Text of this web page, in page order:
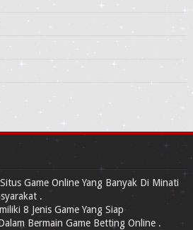
Game Online Yang Banyak Di Minati
.
8 Jenis Game Yang Siap
Bermain Game Betting Online .